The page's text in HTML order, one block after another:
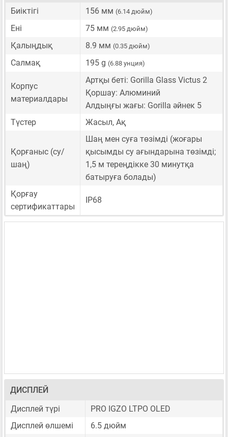
Биіктігі
156 мм (6.14 дюйм)
Ені 75 мм (2.95 дюйм)
Қалыңдық 8.9 мм (0.35 дюйм)
Салмақ 195 g (6.88 унция)
Корпус
материалдары
Артқы беті: Gorilla Glass Victus 2
Қоршау: Алюминий
Алдыңғы жағы: Gorilla әйнек 5
Түстер
Жасыл, Ақ
Қорғаныс (су/
шаң)
Шаң мен суға төзімді (жоғары
қысымды су ағындарына төзімді;
1,5 м тереңдікке 30 минутқа
батыруға болады)
Қорғау
сертификаттары
IP68
ДИСПЛЕЙ
Дисплей түрі
PRO IGZO LTPO OLED
Дисплей өлшемі
6.5 дюйм